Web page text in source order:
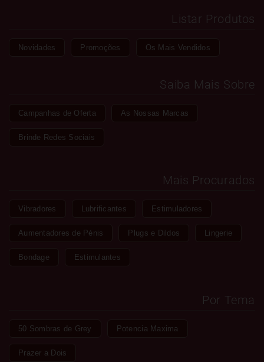
Listar Produtos
Novidades Promoções Os Mais Vendidos
Saiba Mais Sobre
Campanhas de Oferta As Nossas Marcas
Brinde Redes Sociais
Mais Procurados
Vibradores Lubrificantes Estimuladores
Aumentadores de Pénis Plugs e Dildos Lingerie
Bondage Estimulantes
Por Tema
50 Sombras de Grey Potencia Maxima
Prazer a Dois